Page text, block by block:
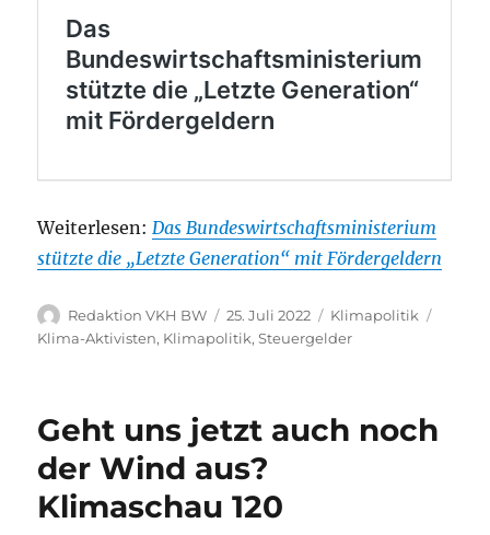
Weiterlesen: Das Bundeswirtschaftsministerium
stützte die „Letzte Generation“ mit Fördergeldern
Autor
Redaktion VKH BW
Veröffentlicht
am
25. Juli 2022 Kategorien
Klimapolitik
Klima-Aktivisten, Klimapolitik,Steuergelder
Geht uns jetzt auch noch
der Wind aus?
Klimaschau 120